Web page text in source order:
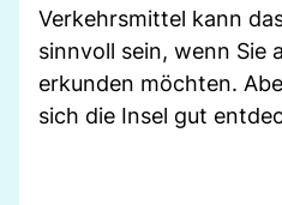
Verkehrsmittel kann
sinnvoll sein, wenn Sie
erkunden möchten.
sich die Insel gut